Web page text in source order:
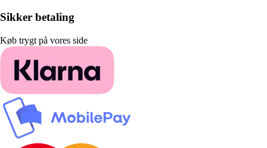
Sikker betaling
Køb trygt på vores side